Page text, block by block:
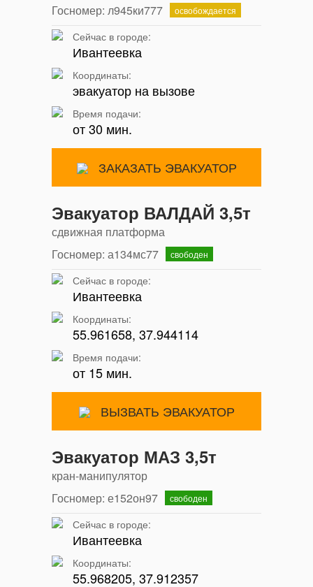
Госномер: л945ки777
освобождается
Сейчас в городе:
Ивантеевка
Координаты:
эвакуатор на вызове
Время подачи:
от 30 мин.
ЗАКАЗАТЬ ЭВАКУАТОР
Эвакуатор ВАЛДАЙ 3,5т
сдвижная платформа
Госномер: а134мс77
свободен
Сейчас в городе:
Ивантеевка
Координаты:
55.961658, 37.944114
Время подачи:
от 15 мин.
ВЫЗВАТЬ ЭВАКУАТОР
Эвакуатор МАЗ 3,5т
кран-манипулятор
Госномер: е152он97
свободен
Сейчас в городе:
Ивантеевка
Координаты:
55.968205, 37.912357